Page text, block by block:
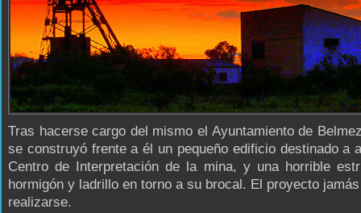
Tras hacerse cargo del mismo el Ayuntamiento de
se construyó frente a él un pequeño edificio destinado a
Centro de Interpretación de la mina, y una horrible
hormigón y ladrillo en torno a su brocal. El proyecto
realizarse.